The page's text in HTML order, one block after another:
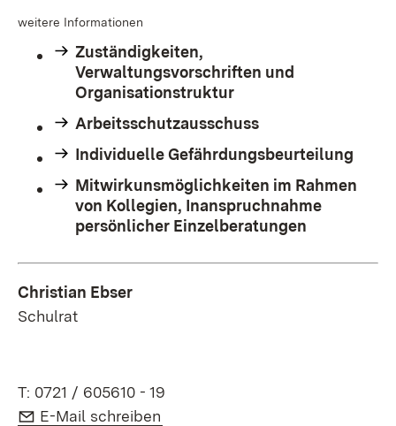
weitere Informationen
Zuständigkeiten,
Verwaltungsvorschriften und
Organisationstruktur
Arbeitsschutzausschuss
Individuelle Gefährdungsbeurteilung
Mitwirkunsmöglichkeiten im Rahmen
von Kollegien, Inanspruchnahme
persönlicher Einzelberatungen
Christian Ebser
Schulrat
T: 0721 / 605610 - 19
E-Mail:
E-Mail schreiben